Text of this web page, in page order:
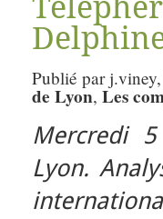
Publié par
de Lyon, Les
Mercredi
Lyon.